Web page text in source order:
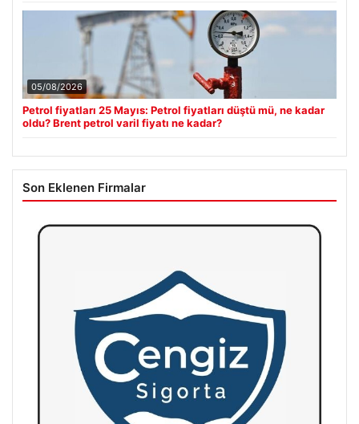
05/08/2026
Petrol fiyatları 25 Mayıs: Petrol fiyatları düştü mü, ne kadar
oldu? Brent petrol varil fiyatı ne kadar?
Son Eklenen Firmalar